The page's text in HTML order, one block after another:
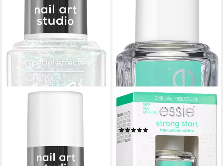
ESSIE
Unterlack STRONG START,
für dünne und brüchige Nägel
(17)
8,99 €